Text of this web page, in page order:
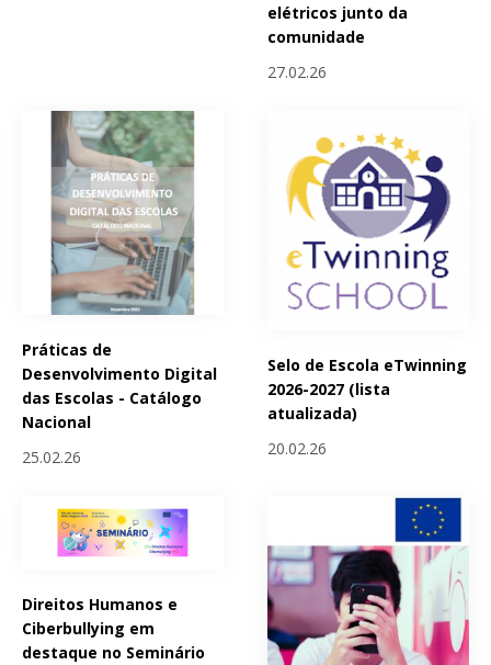
elétricos junto da
comunidade
27.02.26
Práticas de
Desenvolvimento Digital
das Escolas - Catálogo
Nacional
25.02.26
Selo de Escola eTwinning
2026-2027 (lista
atualizada)
20.02.26
Direitos Humanos e
Ciberbullying em
destaque no Seminário